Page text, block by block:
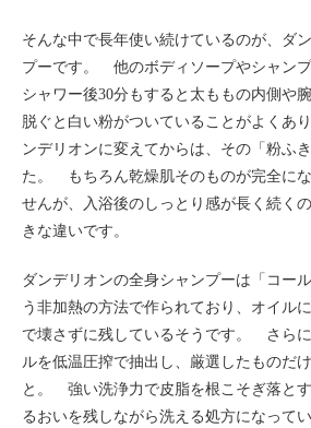
そんな中で長年使い続けているのが、ダ
プーです。 他のボディソープやシャンプ
シャワー後30分もすると太ももの内側や
脱ぐと白い粉がついていることがよくあ
ンデリオンに変えてからは、その「粉ふ
た。 もちろん乾燥肌そのものが完全に
せんが、入浴後のしっとり感が長く続く
きな違いです。
ダンデリオンの全身シャンプーは「コー
う非加熱の方法で作られており、オイル
で壊さずに残しているそうです。 さら
ルを低温圧搾で抽出し、厳選したものだ
と。 強い洗浄力で皮脂を根こそぎ落と
るおいを残しながら洗える処方になって